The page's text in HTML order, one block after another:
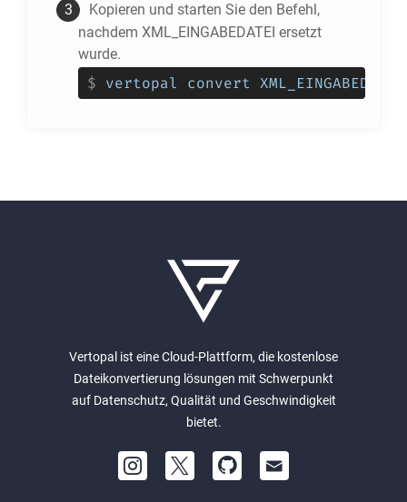
Kopieren und starten Sie den Befehl,
nachdem XML_EINGABEDATEI ersetzt
wurde.
$ vertopal convert
Vertopal ist eine Cloud-Plattform, die kostenlose
Dateikonvertierung lösungen mit Schwerpunkt
auf Datenschutz, Qualität und Geschwindigkeit
bietet.